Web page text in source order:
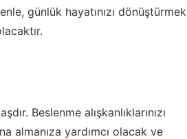
günlük hayatınızı dönüştürmek
Beslenme alışkanlıklarınızı
almanıza yardımcı olacak ve